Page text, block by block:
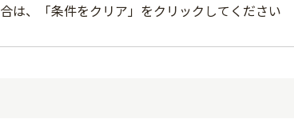
は、「条件をクリア」をクリックしてください